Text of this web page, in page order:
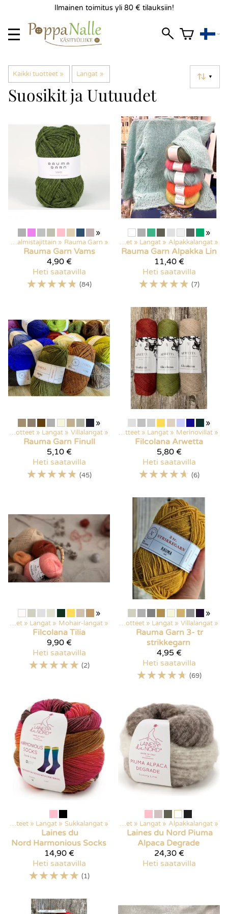
Ilmainen toimitus yli 80 € tilauksiin!
Kaikki tuotteet ‪» Langat ‪» ▼
Suosikit ja Uutuudet
»
Langat valmistajittain ‪» Rauma Garn ‪»
Rauma Garn Vams
4,90 €
Heti saatavilla
☆☆☆☆☆ (84)
»
Kaikki tuotteet ‪» Langat ‪» Alpakkalangat ‪»
Rauma Garn Alpakka Lin
11,40 €
Heti saatavilla
☆☆☆☆☆ (7)
»
Kaikki tuotteet ‪» Langat ‪» Villalangat ‪»
Rauma Garn Finull
5,10 €
Heti saatavilla
☆☆☆☆☆ (45)
»
Kaikki tuotteet ‪» Langat ‪» Merinovillat ‪»
Filcolana Arwetta
5,80 €
Heti saatavilla
☆☆☆☆☆ (6)
»
Kaikki tuotteet ‪» Langat ‪» Mohair-langat ‪»
Filcolana Tilia
9,90 €
Heti saatavilla
☆☆☆☆☆ (2)
»
Kaikki tuotteet ‪» Langat ‪» Villalangat ‪»
Rauma Garn 3- tr
strikkegarn
4,95 €
Heti saatavilla
☆☆☆☆☆ (69)
Kaikki tuotteet ‪» Langat ‪» Sukkalangat ‪»
Laines du
Nord Harmonious Socks
14,90 €
Heti saatavilla
☆☆☆☆☆ (1)
Kaikki tuotteet ‪» Langat ‪» Alpakkalangat ‪»
Laines du Nord Piuma
Alpaca Degrade
24,30 €
Heti saatavilla